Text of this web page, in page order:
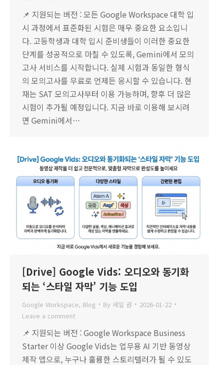
📌 지원되는 버전 : 모든 Google Workspace 대학 입
시 과정에서 표준화된 시험은 매우 중요한 요소입니
다. 고등학생과 대학 입시 준비생들이 이러한 중요한
단계를 성공적으로 마칠 수 있도록, Gemini에서 모의
고사 서비스를 시작합니다. 실제 시험과 동일한 형식
의 모의고사를 무료로 언제든 응시할 수 있습니다. 현
재는 SAT 모의고사부터 이용 가능하며, 향후 더 많은
시험이 추가될 예정입니다. 지금 바로 이용해 보시려
면 Gemini에서…
[Drive] Google Vids: 오디오와 동기화
되는 ‘스타일 자막’ 기능 도입
Google Workspace, Blog By 세일 권
2026-01-22
Leave a comment
📌 지원되는 버전 : Google Workspace Business
Starter 이상 Google Vids는 업무용 AI 기반 동영상
제작 앱으로, 누구나 훌륭한 스토리텔러가 될 수 있도